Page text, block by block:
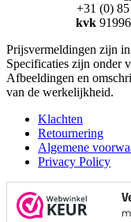
+31 (0)
kvk
Prijsvermeldingen zijn
Specificaties zijn onder
Afbeeldingen en
van de werkelijkheid.
Klachten
Retournering
Algemene
Privacy Policy